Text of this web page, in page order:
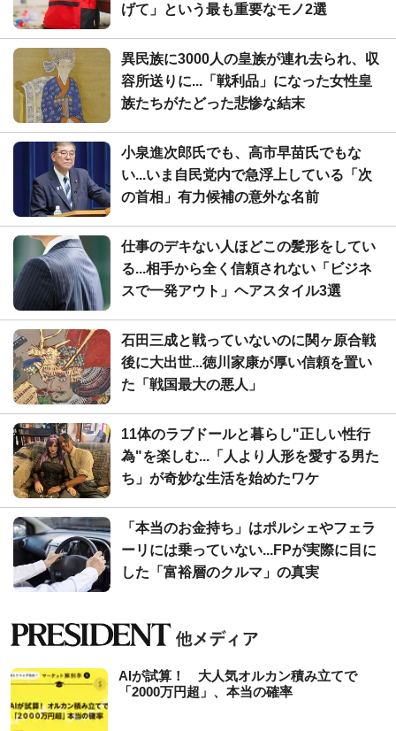
げて」という最も重要なモノ2選
異民族に3000人の皇族が連れ去られ、収
容所送りに...「戦利品」になった女性皇
族たちがたどった悲惨な結末
小泉進次郎氏でも、高市早苗氏でもな
い...いま自民党内で急浮上している「次
の首相」有力候補の意外な名前
仕事のデキない人ほどこの髪形をしてい
る...相手から全く信頼されない「ビジネ
スで一発アウト」ヘアスタイル3選
石田三成と戦っていないのに関ヶ原合戦
後に大出世...徳川家康が厚い信頼を置い
た「戦国最大の悪人」
11体のラブドールと暮らし"正しい性行
為"を楽しむ...「人より人形を愛する男た
ち」が奇妙な生活を始めたワケ
「本当のお金持ち」はポルシェやフェラ
ーリには乗っていない...FPが実際に目に
した「富裕層のクルマ」の真実
AIが試算！ 大人気オルカン積み立てで
「2000万円超」、本当の確率